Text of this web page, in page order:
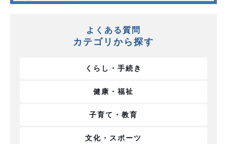
よくある質問
カテゴリから探す
くらし・手続き
健康・福祉
子育て・教育
文化・スポーツ